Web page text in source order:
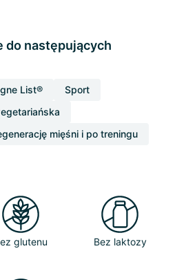
do następujących
List®
Sport
mięśni i po treningu
glutenu Bez laktozy